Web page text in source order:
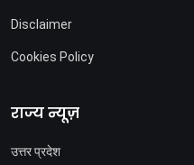
Disclaimer
Cookies Policy
राज्य न्यूज़
उत्तर प्रदेश